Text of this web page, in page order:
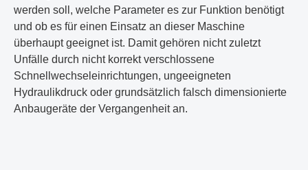
werden soll, welche Parameter es zur Funktion benötigt
und ob es für einen Einsatz an dieser Maschine
überhaupt geeignet ist. Damit gehören nicht zuletzt
Unfälle durch nicht korrekt verschlossene
Schnellwechseleinrichtungen, ungeeigneten
Hydraulikdruck oder grundsätzlich falsch dimensionierte
Anbaugeräte der Vergangenheit an.